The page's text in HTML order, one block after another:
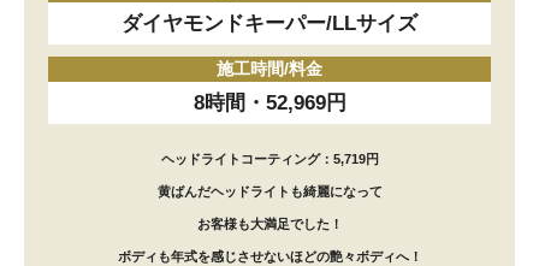
ダイヤモンドキーパー/LLサイズ
施工時間/料金
8時間・52,969円
ヘッドライトコーティング：5,719円
黄ばんだヘッドライトも綺麗になって
お客様も大満足でした！
ボディも年式を感じさせないほどの艶々ボディへ！